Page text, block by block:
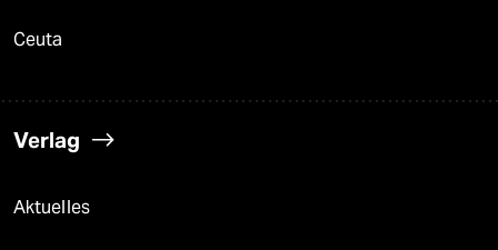
Ceuta
Verlag
Aktuelles